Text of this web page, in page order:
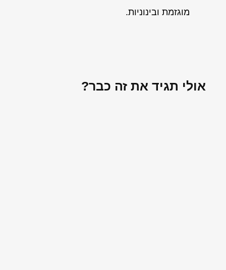
מוגזמת ובינוניות.
אולי תגיד את זה כבר?